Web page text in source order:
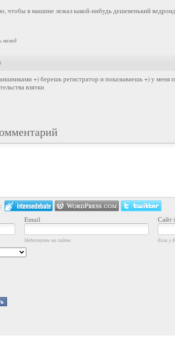
чтобы в машине лежал какой-нибудь дешевенький
назад
+) берешь регистратор и показываешь +) у меня
взятки
Email Сайт
Недоступен на сайте. Если у